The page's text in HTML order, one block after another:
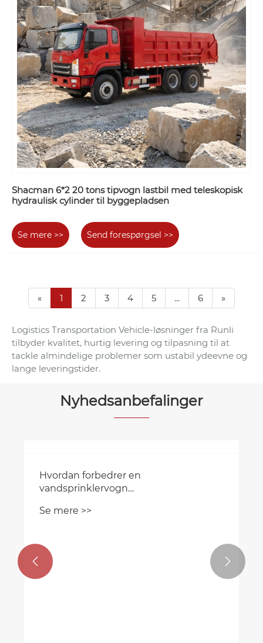
Shacman 6*2 20 tons tipvogn lastbil med teleskopisk
hydraulisk cylinder til byggepladsen
Se mere >> Send forespørgsel >>
« 1 2 3 4 5 ... 6 »
Logistics Transportation Vehicle-løsninger fra Runli
tilbyder kvalitet, hurtig levering og tilpasning til at
tackle almindelige problemer som ustabil ydeevne og
lange leveringstider.
Nyhedsanbefalinger
Hvordan forbedrer en
vandsprinklervogn
Se mere >>
 